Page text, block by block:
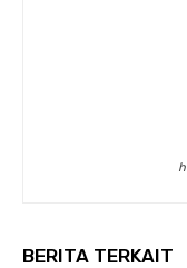
BERITA TERKAIT